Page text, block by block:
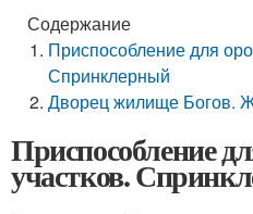
Содержание
Приспособление для
Спринклерный
Дворец жилище Богов.
Приспособление
участков.